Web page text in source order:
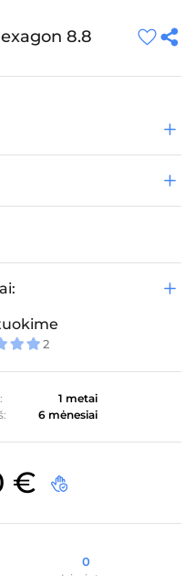
8.8
2
1 metai
6 mėnesiai
€
0